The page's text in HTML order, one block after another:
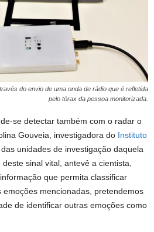
do envio de uma onda de rádio que é refletida
pelo tórax da pessoa monitorizada.
se detectar também com o radar o
Gouveia, investigadora do Instituto
das unidades de investigação daquela
sinal vital, antevê a cientista,
que permita classificar
mencionadas, pretendemos
de identificar outras emoções como